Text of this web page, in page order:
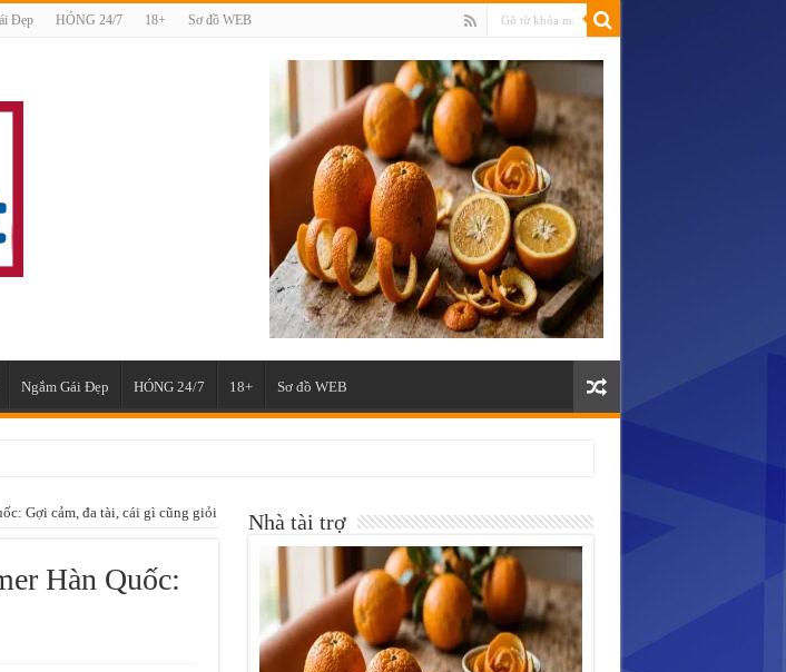
Đẹp HÓNG 24/7 18+ Sơ đồ WEB
Ngắm Gái Đẹp HÓNG 24/7 18+ Sơ đồ WEB
Gợi cảm, đa tài, cái gì cũng giỏi
Hàn Quốc:
Nhà tài trợ